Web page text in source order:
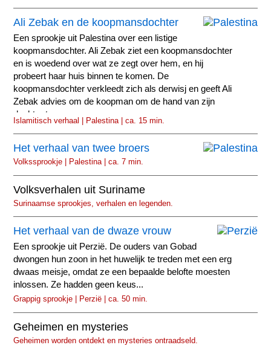
Ali Zebak en de koopmansdochter
Een sprookje uit Palestina over een listige
koopmansdochter. Ali Zebak ziet een koopmansdochter
en is woedend over wat ze zegt over hem, en hij
probeert haar huis binnen te komen. De
koopmansdochter verkleedt zich als derwisj en geeft Ali
Zebak advies om de koopman om de hand van zijn
dochter te vragen.
Islamitisch verhaal | Palestina | ca. 15 min.
Het verhaal van twee broers
Volkssprookje | Palestina | ca. 7 min.
Volksverhalen uit Suriname
Surinaamse sprookjes, verhalen en legenden.
Het verhaal van de dwaze vrouw
Een sprookje uit Perzië. De ouders van Gobad
dwongen hun zoon in het huwelijk te treden met een erg
dwaas meisje, omdat ze een bepaalde belofte moesten
inlossen. Ze hadden geen keus...
Grappig sprookje | Perzië | ca. 50 min.
Geheimen en mysteries
Geheimen worden ontdekt en mysteries ontraadseld.